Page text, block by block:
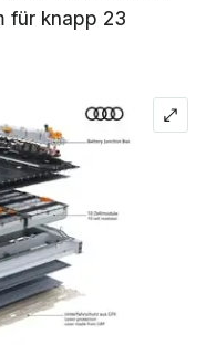
für knapp 23